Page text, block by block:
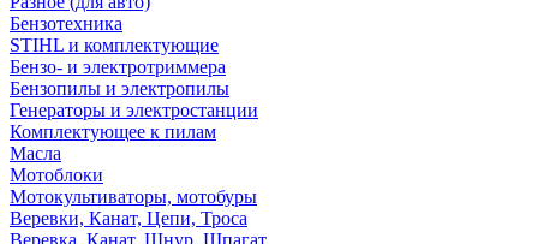
Бензотехника
STIHL и комплектующие
Бензо- и электротриммера
Бензопилы и электропилы
Генераторы и электростанции
Комплектующее к пилам
Масла
Мотоблоки
Мотокультиваторы, мотобуры
Веревки, Канат, Цепи, Троса
Веревка, Канат, Шнур, Шпагат